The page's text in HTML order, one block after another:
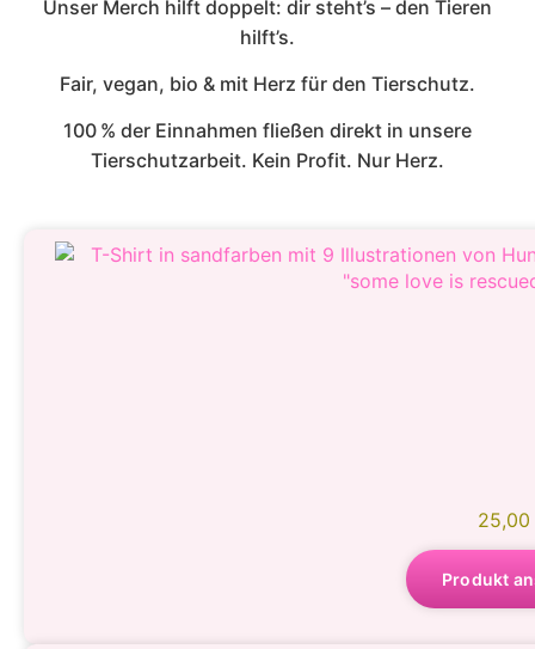
Unser Merch hilft doppelt: dir steht’s – den Tieren
hilft’s.
Fair, vegan, bio & mit Herz für den Tierschutz.
100 % der Einnahmen fließen direkt in unsere
Tierschutzarbeit. Kein Profit. Nur Herz.
25,00
Produkt